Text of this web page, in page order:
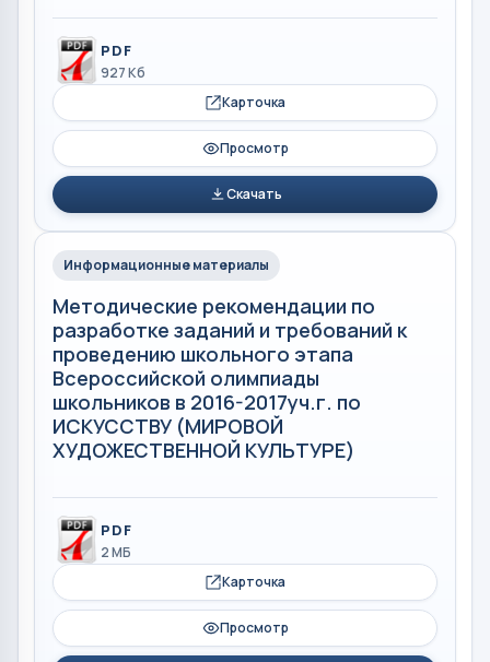
PDF
927 Кб
Карточка
Просмотр
Скачать
Информационные материалы
Методические рекомендации по
разработке заданий и требований к
проведению школьного этапа
Всероссийской олимпиады
школьников в 2016-2017уч.г. по
ИСКУССТВУ (МИРОВОЙ
ХУДОЖЕСТВЕННОЙ КУЛЬТУРЕ)
PDF
2 МБ
Карточка
Просмотр